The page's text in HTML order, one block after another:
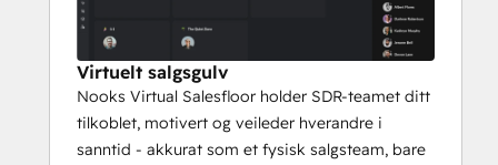
Virtuelt salgsgulv
Nooks Virtual Salesfloor holder SDR-teamet ditt
tilkoblet, motivert og veileder hverandre i
sanntid - akkurat som et fysisk salgsteam, bare